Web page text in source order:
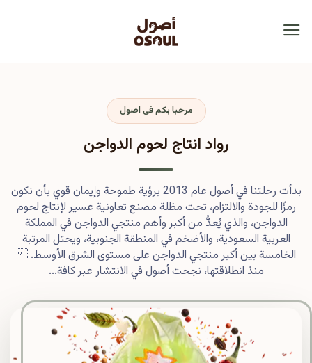
مرحبا بكم فى اصول
رواد انتاج لحوم الدواجن
بدأت رحلتنا في أصول عام 2013 برؤية طموحة وإيمان قوي بأن نكون
رمزًا للجودة والالتزام، تحت مظلة مصنع تعاونية عسير لإنتاج لحوم
الدواجن، والذي يُعدُّ من أكبر وأهم منتجي الدواجن في المملكة
العربية السعودية، والأضخم في المنطقة الجنوبية، ويحتل المرتبة
الخامسة بين أكبر منتجي الدواجن على مستوى الشرق الأوسط.
منذ انطلاقتها، نجحت أصول في الانتشار عبر كافة...